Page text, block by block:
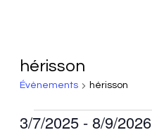
hérisson
Évènements hérisson
3/7/2025 - 8/9/2026